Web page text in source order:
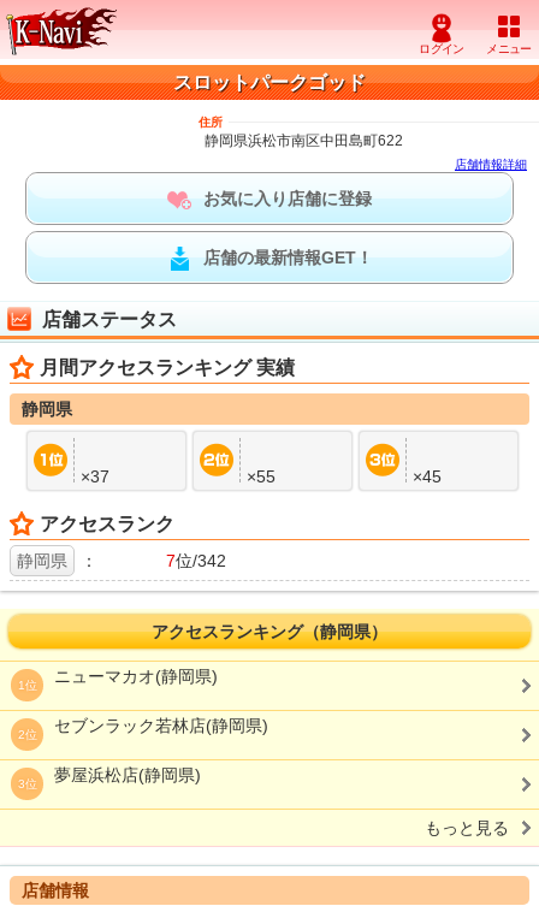
スロットパークゴッド
住所
静岡県浜松市南区中田島町622
店舗情報詳細
お気に入り店舗に登録
店舗の最新情報GET！
店舗ステータス
月間アクセスランキング 実績
静岡県
×37 ×55 ×45
アクセスランク
静岡県 ： 7位/342
アクセスランキング（静岡県）
1位 ニューマカオ(静岡県)
2位 セブンラック若林店(静岡県)
3位 夢屋浜松店(静岡県)
もっと見る
店舗情報